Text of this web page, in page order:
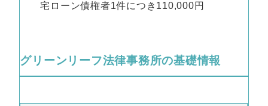
宅ローン債権者1件につき110,000円
グリーンリーフ法律事務所の基礎情報